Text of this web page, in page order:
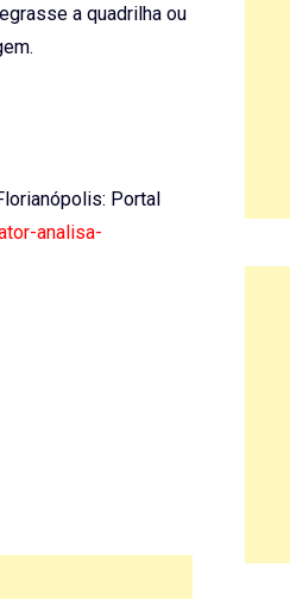
a quadrilha ou
Portal
analisa-